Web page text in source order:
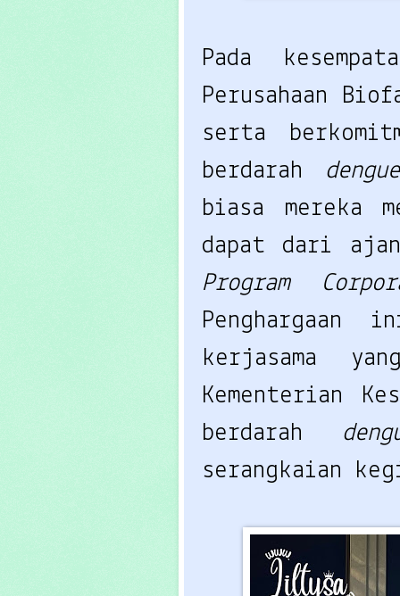
Pada
Perusahaan
serta
berdarah dengue
biasa mereka
dapat dari
Program
Penghargaan
kerjasama
Kementerian
berdarah
serangkaian